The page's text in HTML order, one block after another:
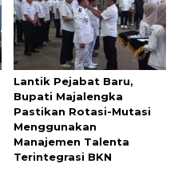
Lantik Pejabat Baru,
Bupati Majalengka
Pastikan Rotasi-Mutasi
Menggunakan
Manajemen Talenta
Terintegrasi BKN